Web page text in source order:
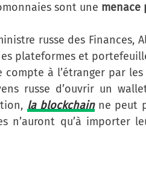
sont une menace
russe des Finances,
plateformes et
compte à l’étranger par
russe d’ouvrir un
la blockchainne peut
n’auront qu’à importer